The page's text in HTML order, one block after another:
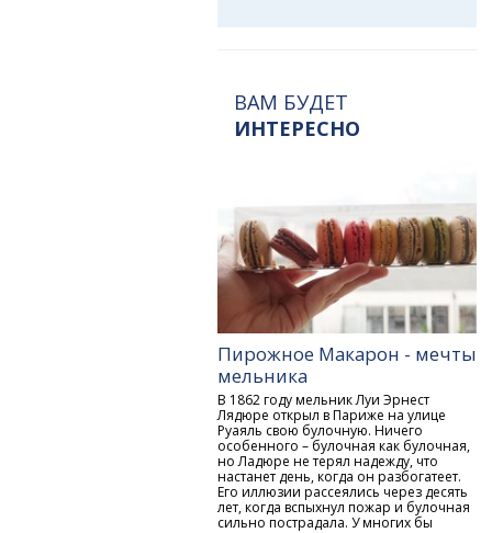
ВАМ БУДЕТ
ИНТЕРЕСНО
Пирожное Макарон - мечты
мельника
В 1862 году мельник Луи Эрнест
Лядюре открыл в Париже на улице
Руаяль свою булочную. Ничего
особенного – булочная как булочная,
но Ладюре не терял надежду, что
настанет день, когда он разбогатеет.
Его иллюзии рассеялись через десять
лет, когда вспыхнул пожар и булочная
сильно пострадала. У многих бы